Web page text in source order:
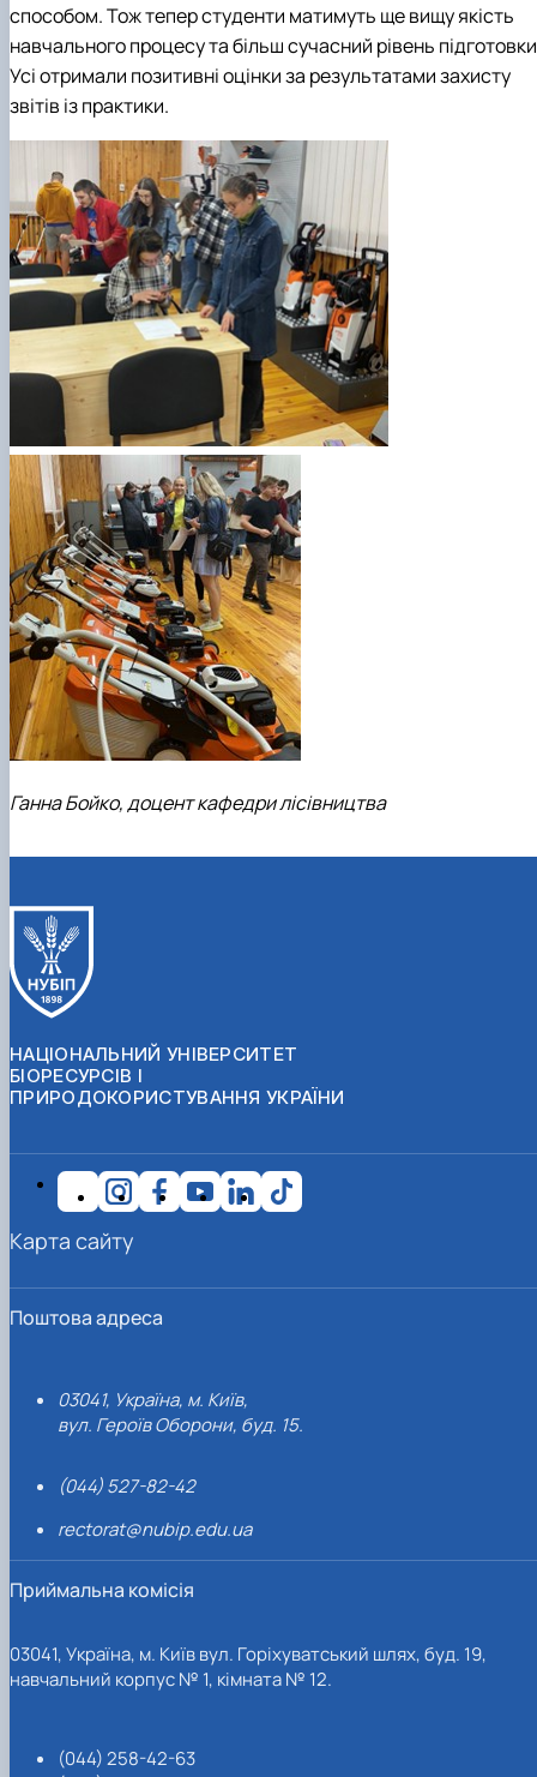
способом. Тож тепер студенти матимуть ще вищу якість
навчального процесу та більш сучасний рівень
Усі отримали позитивні оцінки за результатами захисту
звітів із практики.
Ганна Бойко, доцент кафедри лісівництва
НАЦІОНАЛЬНИЙ УНІВЕРСИТЕТ
БІОРЕСУРСІВ І
ПРИРОДОКОРИСТУВАННЯ УКРАЇНИ
Поштова адреса
03041, Україна, м. Київ,
вул. Героїв Оборони, буд. 15.
(044) 527-82-42
rectorat@nubip.edu.ua
Приймальна комісія
03041, Україна, м. Київ вул. Горіхуватський шлях, буд. 19,
навчальний корпус № 1, кімната № 12.
(044) 258-42-63
Карта сайту